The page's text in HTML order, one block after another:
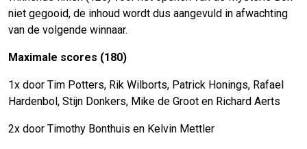
niet gegooid, de inhoud wordt dus aangevuld in afwachting
van de volgende winnaar.
Maximale scores (180)
1x door Tim Potters, Rik Wilborts, Patrick Honings, Rafael
Hardenbol, Stijn Donkers, Mike de Groot en Richard Aerts
2x door Timothy Bonthuis en Kelvin Mettler